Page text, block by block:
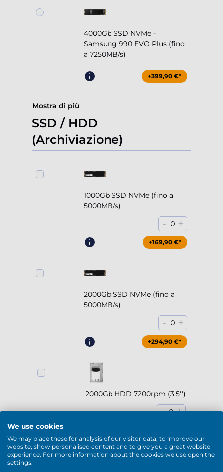
4000Gb SSD NVMe -
Samsung 990 EVO Plus (fino
a 7250MB/s)
+399,90 €*
Mostra di più
SSD / HDD
(Archiviazione)
1000Gb SSD NVMe (fino a
5000MB/s)
- 0 +
+169,90 €*
2000Gb SSD NVMe (fino a
5000MB/s)
- 0 +
+294,90 €*
2000Gb HDD 7200rpm (3.5'')
- 0 +
We use cookies
We may place these for analysis of our visitor data, to improve our
website, show personalised content and to give you a great website
experience. For more information about the cookies we use open the
settings.